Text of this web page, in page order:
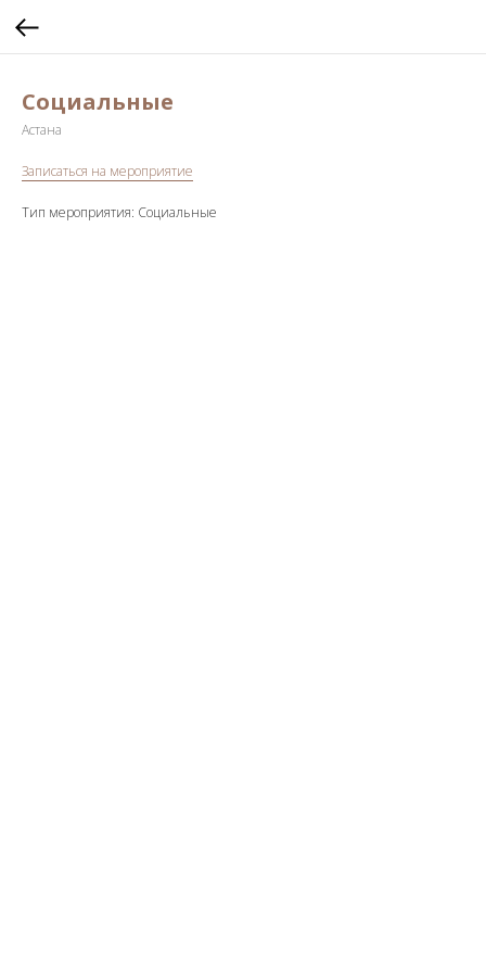
Социальные
Астана
Записаться на мероприятие
Тип мероприятия: Социальные